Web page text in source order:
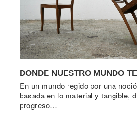
DONDE NUESTRO MUNDO
En un mundo regido por una
basada en lo material y tangible,
progreso…